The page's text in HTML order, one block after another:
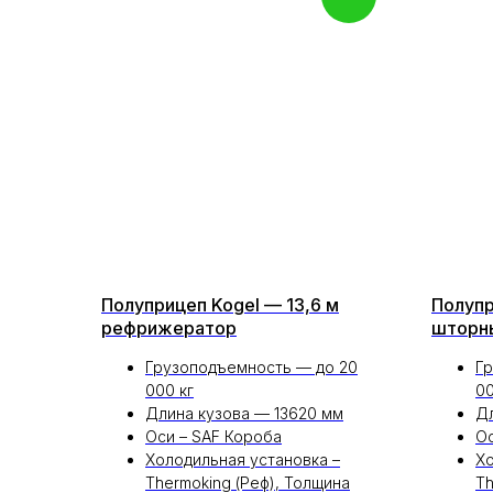
Полуприцеп Kogel — 13,6 м
рефрижератор
Грузоподъемность — до 20
000 кг
Длина кузова — 13620 мм
Оси – SAF Короба
Холодильная установка –
Thermoking (Реф), Толщина